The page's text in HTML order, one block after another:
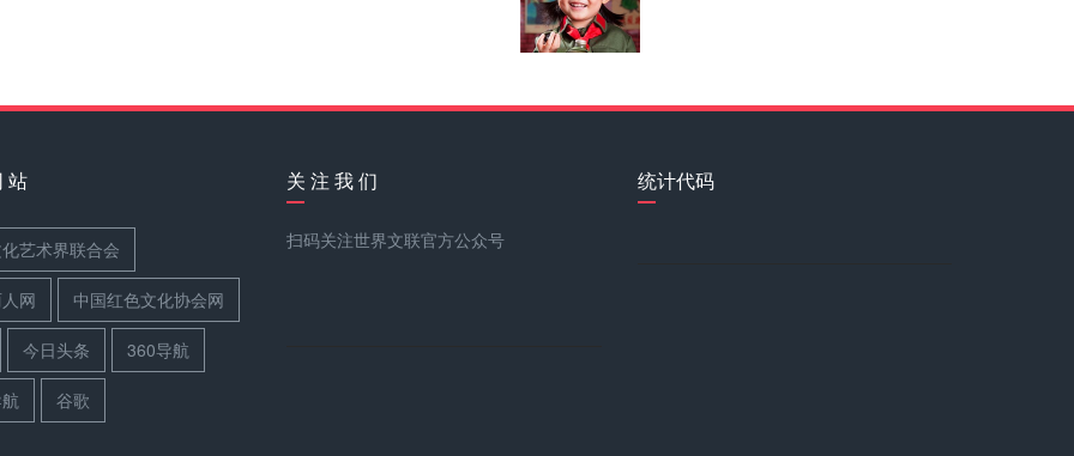
Wangkexu
王天泽
站
艺术界联合会
网 中国红色文化协会网
今日头条 360导航
谷歌
关 注 我 们
扫码关注世界文联官方公众号
统计代码